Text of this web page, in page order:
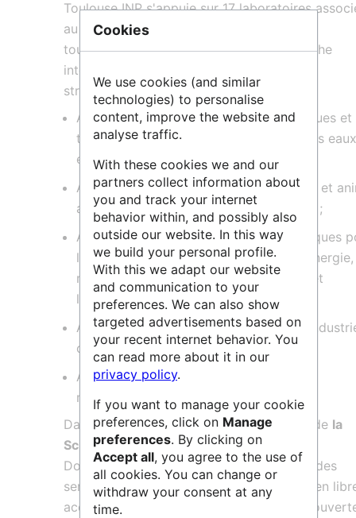
Toulouse INP s'appuie sur 17 laboratoires
au
CNRS, à l'INRAE et d'autres universités
toulousaines pour développer une recherche
interdisciplinaire autour de cinq thèmes
stratégiques :
Axe 1 : Gestion des ressources, des risques et
traitements chimiques et biologiques des
effluents ;
Axe 2 : Ingénierie pour la santé humaine et
au service d’une meilleure qualité de vie ;
Axe 3 : Nouveaux itinéraires technologiques
la transformation de la matière et de l’énergie,
notamment les énergies renouvelables et
l’hydrogène
Axe 4 : Eco-conception des systèmes
ou de production agricole
Axe 5 : Calcul intensif, méga données et
modélisation des systèmes complexes.
Dans le cadre de l’engagement en faveur de la
Science ouverte, le Service Commun de
Documentation de Toulouse INP propose des
services aux chercheurs pour la diffusion en
accès des publications dans les archives
Cookies
We use cookies (and similar
technologies) to personalise
content, improve the website and
analyse traffic.
With these cookies we and our
partners collect information about
you and track your internet
behavior within, and possibly also
outside our website. In this way
we build your personal profile.
With this we adapt our website
and communication to your
preferences. We can also show
targeted advertisements based on
your recent internet behavior. You
can read more about it in our
privacy policy.
If you want to manage your cookie
preferences, click on Manage
preferences. By clicking on
Accept all, you agree to the use of
all cookies. You can change or
withdraw your consent at any
time.